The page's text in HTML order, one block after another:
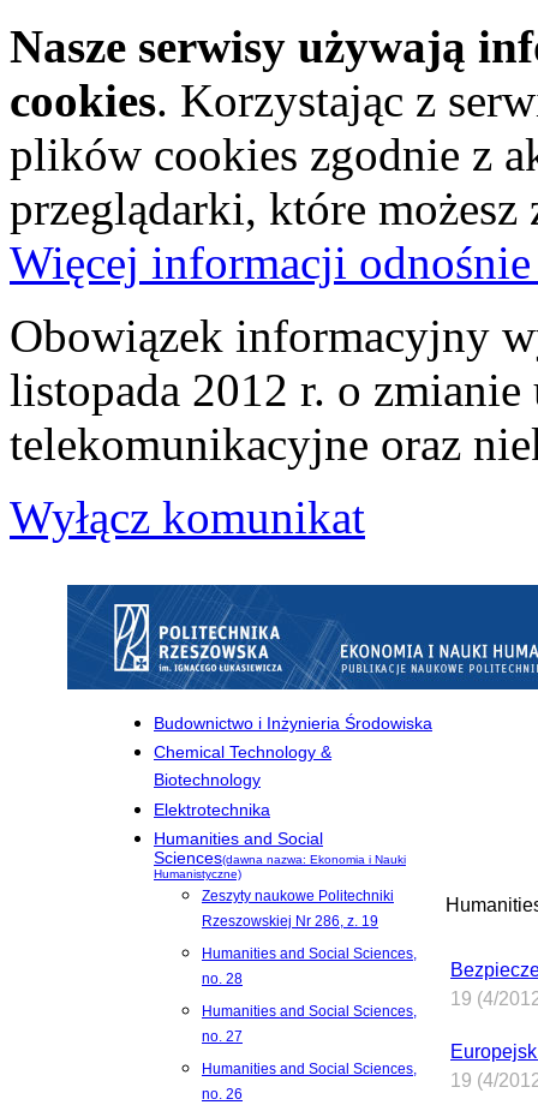
Nasze serwisy używają
cookies. Korzystając z
plików cookies zgodnie z
przeglądarki, które
Więcej informacji
Obowiązek informacyjny
listopada 2012 r. o zmianie
telekomunikacyjne oraz
Wyłącz komunikat
Budownictwo i Inżynieria Środowiska
Chemical Technology &
Biotechnology
Elektrotechnika
Humanities and Social
Sciences(dawna nazwa: Ekonomia i Nauki
Humanistyczne)
Zeszyty naukowe Politechniki
Rzeszowskiej Nr 286, z. 19
Humanities and Social Sciences,
no. 28
Humanities and Social Sciences,
no. 27
Humanities and Social Sciences,
no. 26
19 (4/
19 (4/